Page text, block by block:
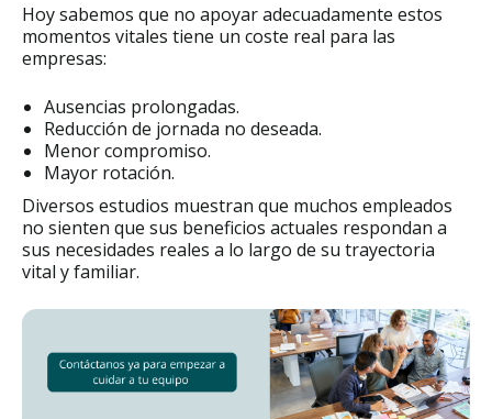
Hoy sabemos que no apoyar adecuadamente estos
momentos vitales tiene un coste real para las
empresas:
Ausencias prolongadas.
Reducción de jornada no deseada.
Menor compromiso.
Mayor rotación.
Diversos estudios muestran que muchos empleados
no sienten que sus beneficios actuales respondan a
sus necesidades reales a lo largo de su trayectoria
vital y familiar.